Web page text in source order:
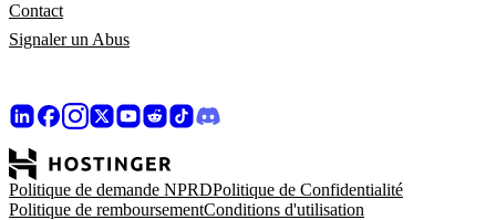
Contact
Signaler un Abus
Politique de demande NPRDPolitique de Confidentialité
Politique de remboursementConditions d'utilisation